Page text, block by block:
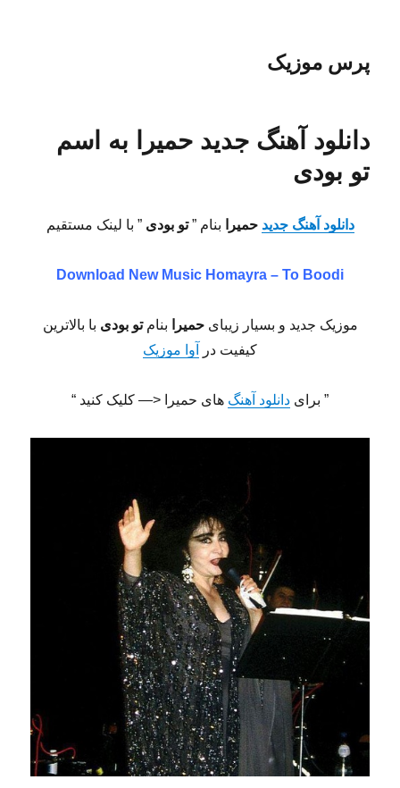
پرس موزیک
دانلود آهنگ جدید حمیرا به اسم
تو بودی
دانلود آهنگ جدید حمیرا بنام ”تو بودی” با لینک مستقیم
Download New Music Homayra – To Boodi
موزیک جدید و بسیار زیبایحمیرا بنام تو بودی با بالاترین
کیفیت در
آوا موزیک
” برای دانلود آهنگ های حمیرا <— کلیک کنید “